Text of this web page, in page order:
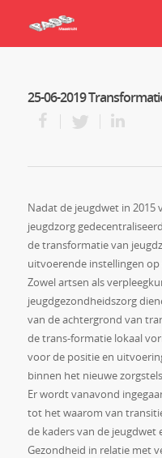
25-06-2019
Nadat de jeugdwet in 2015
jeugdzorg
de transformatie van
uitvoerende instellingen op
Zowel artsen als
jeugdgezondheidszorg
van de achtergrond van
de trans-formatie lokaal
voor de positie en
binnen het nieuwe
Er wordt vanavond
tot het waarom van
de kaders van de jeugdwet
Gezondheid in relatie met